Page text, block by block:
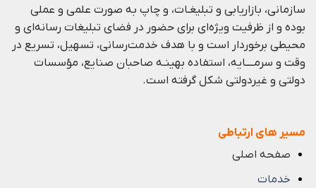
سازمانی، بازاریابی و تبلیغـات، و چاپ به صورت علمی و عملی
بوده و از ظرفيت ويژه‌ای برای حضور در فضای تبليغات رسانه‌ای و
محيطی برخوردار است و با هدف خدمت‌رسانی، تسهيل، تسريع در
وقت و سرمــــايه، استفاده بهينـه صاحبان صنايع، مؤسسات
دولتی و غيردولتی شكل گرفته است.
مسیر های ارتباطی
صفحه اصلی
خدمات